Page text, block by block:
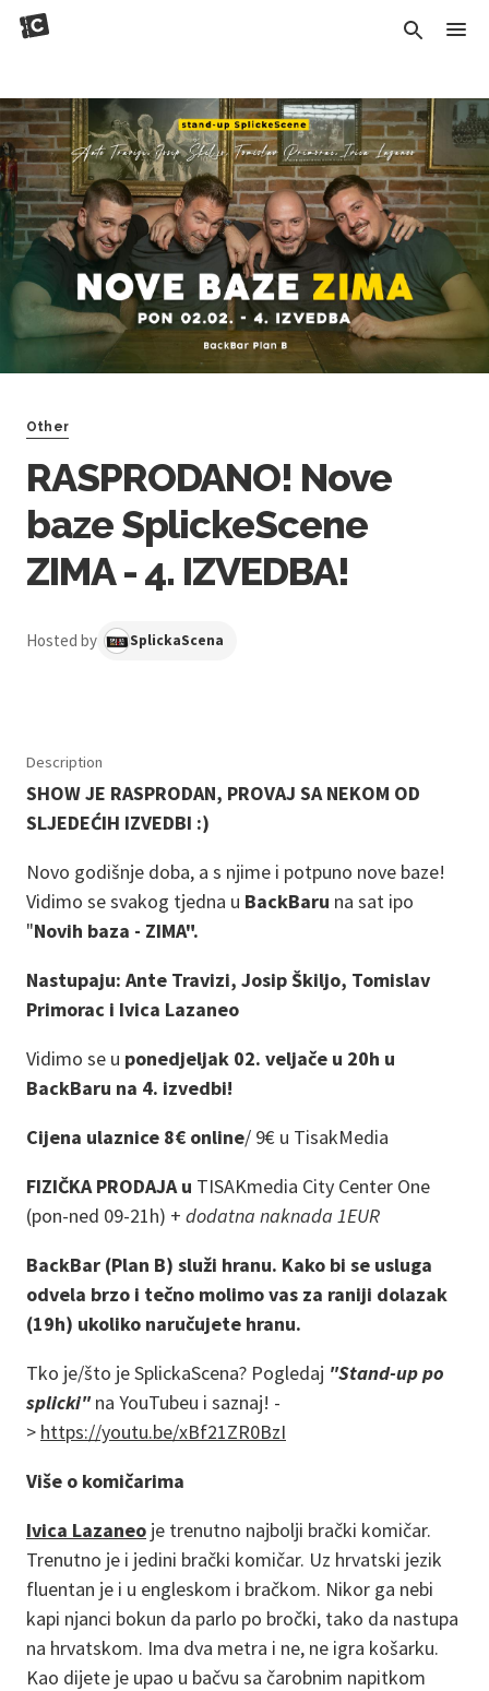
Other
RASPRODANO! Nove
baze SplickeScene
ZIMA - 4. IZVEDBA!
Hosted by SplickaScena
Description
SHOW JE RASPRODAN, PROVAJ SA NEKOM OD
SLJEDEĆIH IZVEDBI :)
Novo godišnje doba, a s njime i potpuno nove baze!
Vidimo se svakog tjedna u BackBaru na sat ipo
"Novih baza - ZIMA".
Nastupaju: Ante Travizi, Josip Škiljo, Tomislav
Primorac i Ivica Lazaneo
Vidimo se u ponedjeljak 02. veljače u 20h u
BackBaru na 4. izvedbi!
Cijena ulaznice 8€ online/ 9€ u TisakMedia
FIZIČKA PRODAJA u TISAKmedia City Center One
(pon-ned 09-21h) + dodatna naknada 1EUR
BackBar (Plan B) služi hranu. Kako bi se usluga
odvela brzo i tečno molimo vas za raniji dolazak
(19h) ukoliko naručujete hranu.
Tko je/što je SplickaScena? Pogledaj "Stand-up po
splicki"na YouTubeu i saznaj! -
> https://youtu.be/xBf21ZR0BzI
Više o komičarima
Ivica Lazaneo je trenutno najbolji brački komičar.
Trenutno je i jedini brački komičar. Uz hrvatski jezik
fluentan je i u engleskom i bračkom. Nikor ga nebi
kapi njanci bokun da parlo po bročki, tako da nastupa
na hrvatskom. Ima dva metra i ne, ne igra košarku.
Kao dijete je upao u bačvu sa čarobnim napitkom